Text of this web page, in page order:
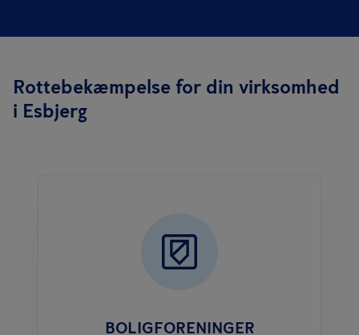
Rottebekæmpelse for din virksomhed
i Esbjerg
BOLIGFORENINGER